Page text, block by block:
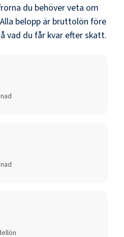
du behöver veta om
belopp är bruttolön före
vad du får kvar efter skatt.